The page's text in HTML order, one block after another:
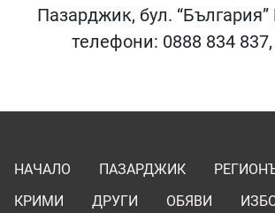
Пазарджик, бул.
телефони: 0888 834
НАЧАЛО ПАЗАРДЖИК
КРИМИ
ДРУГИ ОБЯВИ